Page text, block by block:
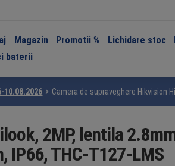
Magazin Promotii % Lichidare stoc
baterii
10.08.2026 Camera de supraveghere Hikvision
2MP, lentila
IP66, THC-T127-LMS